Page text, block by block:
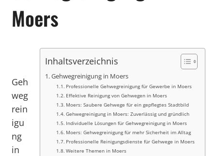
Moers
Inhaltsverzeichnis
Gehwegreinigung in Moers
Professionelle Gehwegreinigung für Gewerbe in Moers
Effektive Reinigung von Gehwegen in Moers
Moers: Saubere Gehwege für ein gepflegtes Stadtbild
Gehwegreinigung in Moers: Zuverlässig und gründlich
Individuelle Lösungen für Gehwegreinigung in Moers
Moers: Gehwegreinigung für mehr Sicherheit im Alltag
Professionelle Reinigungsdienste für Gehwege in Moers
Weitere Themen in Moers
Geh
weg
rein
igu
ng
in